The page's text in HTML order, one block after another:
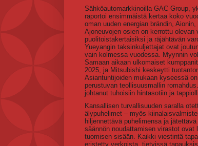
Sähköautomarkkinoilla GAC Group,
raportoi ensimmäistä kertaa koko
oman uuden energian brändin,
Ajoneuvojen osien on kerrottu
puolitoistakertaisiksi ja räjähtävän
Yueyangin taksinkuljettajat ovat
vain kolmessa vuodessa. Myynnin
Samaan aikaan ulkomaiset
2025, ja Mitsubishi keskeytti
Asiantuntijoiden mukaan kyseessä
perustuvan teollisuusmallin
johtanut tuhoisiin hintasotiin ja
Kansallisen turvallisuuden saralla
älypuhelimet – myös
hiljennettävä puhelimensa ja
säännön noudattamisen virastot
tuomisen sisään. Kaikki viestintä
eristetty verkoista, tietyissä